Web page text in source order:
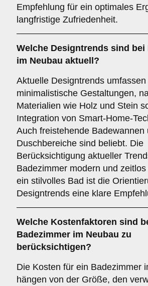
Empfehlung für ein optimales
langfristige Zufriedenheit.
Welche Designtrends sind bei
im Neubau aktuell?
Aktuelle Designtrends umfassen
minimalistische Gestaltungen,
Materialien wie Holz und Stein
Integration von Smart-Home-
Auch freistehende Badewannen
Duschbereiche sind beliebt. Die
Berücksichtigung aktueller
Badezimmer modern und
ein stilvolles Bad ist die
Designtrends eine klare
Welche Kostenfaktoren sind
Badezimmer im Neubau zu
berücksichtigen?
Die Kosten für ein Badezimmer
hängen von der Größe, den